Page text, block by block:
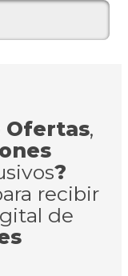
Ofertas,
?
recibir
de